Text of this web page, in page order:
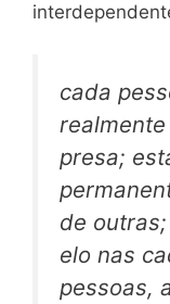
cada
realmente
presa;
de
elo nas
pessoas,